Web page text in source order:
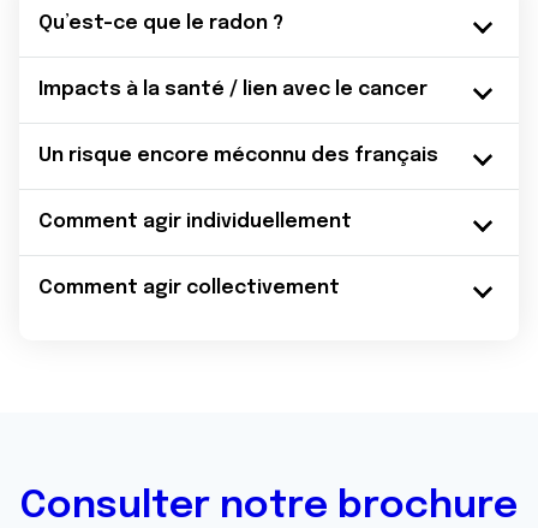
Qu’est-ce que le radon ?
Impacts à la santé / lien avec le cancer
Un risque encore méconnu des français
Comment agir individuellement
Comment agir collectivement
Consulter notre brochure